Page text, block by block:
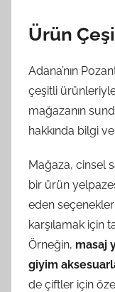
Ürün
Adana’nın
çeşitli
mağazanın
hakkında bilgi
Mağaza, cinsel
bir ürün
eden
karşılamak için
Örneğin, masaj
giyim
de çiftler için